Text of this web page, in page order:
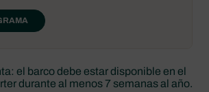
el barco debe estar disponible en el
durante al menos 7 semanas al año.